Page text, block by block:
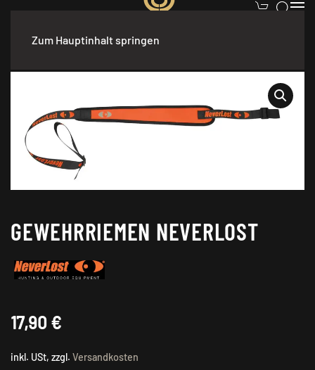
Zum Hauptinhalt springen
Waffen Trageriemen/ Gewehrriemen NEVERLOST
GEWEHRRIEMEN NEVERLOST
17,90 €
inkl. USt, zzgl. Versandkosten